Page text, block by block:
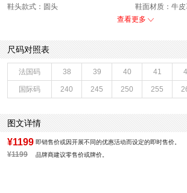
鞋头款式：圆头
鞋面材质：牛
制鞋工艺：车线
40码鞋宽参考(男)：10.5CM
性别：男子
上市时间：2026年秋季
鞋帮：低帮
鞋底材质：橡胶底
里料材质：猪皮
40码鞋长参考(男)：28CM
色系：黑色
鞋类流行款式：乐福鞋
流行元素：素面
查看更多
尺码对照表
法国码 38 39 40 41
国际码 240 245 250 255
图文详情
¥1199 即销售价或因开展不同的优惠活动而设定的即时售价。
¥1199 品牌商建议零售价或牌价。